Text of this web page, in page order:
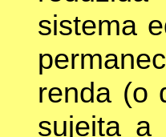
sistema
renda (o
sujeita a